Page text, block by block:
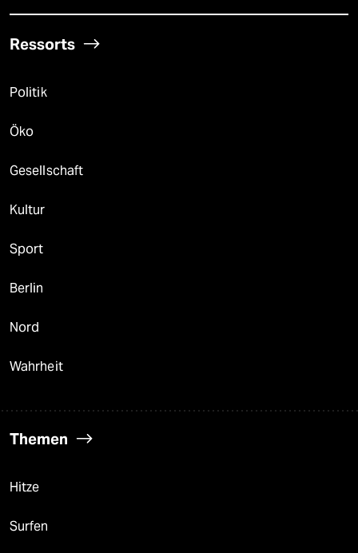
Ressorts
Politik
Öko
Gesellschaft
Kultur
Sport
Berlin
Nord
Wahrheit
Themen
Hitze
Surfen